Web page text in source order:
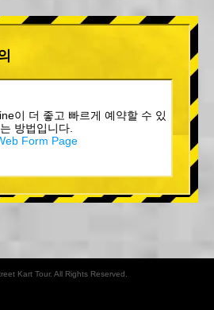
이 더 좋고 빠르게 예약할 수 있
는 방법입니다.
Form Page
Kart Tour. All Rights Reserved.